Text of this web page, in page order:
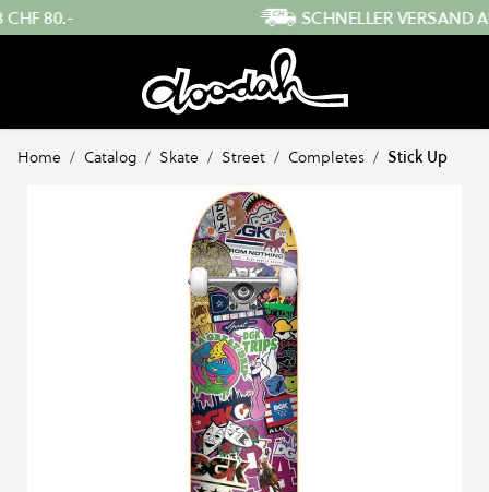
Direkt zum InhaltSCHNELLER VERSAND AUS DER SCHWEIZ
Home / Catalog / Skate / Street / Completes / Stick Up